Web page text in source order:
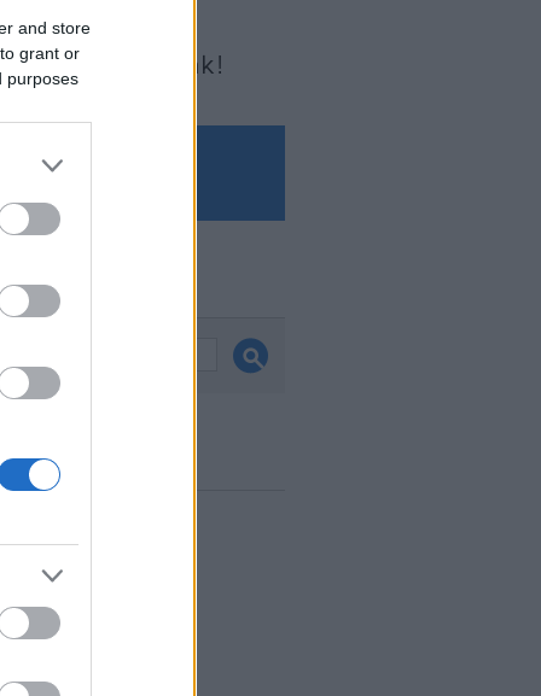
and store
grant or
purposesÍrjon nekünk!